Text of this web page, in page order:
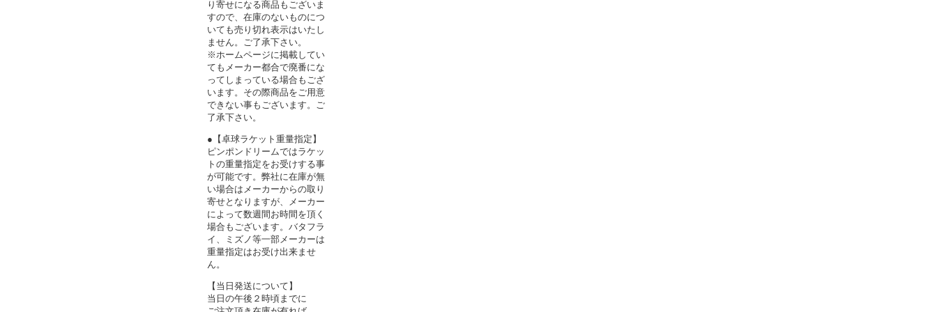
り寄せになる商品もございま
すので、在庫のないものにつ
いても売り切れ表示はいたし
ません。ご了承下さい。
※ホームページに掲載してい
てもメーカー都合で廃番にな
ってしまっている場合もござ
います。その際商品をご用意
できない事もございます。ご
了承下さい。
●【卓球ラケット重量指定】
ピンポンドリームではラケッ
トの重量指定をお受けする事
が可能です。弊社に在庫が無
い場合はメーカーからの取り
寄せとなりますが、メーカー
によって数週間お時間を頂く
場合もございます。バタフラ
イ、ミズノ等一部メーカーは
重量指定はお受け出来ませ
ん。
【当日発送について】
当日の午後２時頃までに